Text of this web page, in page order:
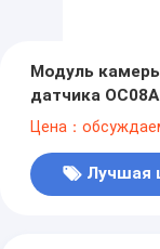
Модуль
датчика
Цена：
Лучшая